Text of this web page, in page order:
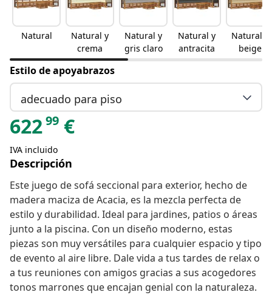
Natural
Natural y
crema
Natural y
gris claro
Natural y
antracita
Natural y
beige
Estilo de apoyabrazos
adecuado para piso
62299 €
IVA incluido
Descripción
Este juego de sofá seccional para exterior, hecho de
madera maciza de Acacia, es la mezcla perfecta de
estilo y durabilidad. Ideal para jardines, patios o áreas
junto a la piscina. Con un diseño moderno, estas
piezas son muy versátiles para cualquier espacio y tipo
de evento al aire libre. Dale vida a tus tardes de relax o
a tus reuniones con amigos gracias a sus acogedores
tonos marrones que encajan genial con la naturaleza.